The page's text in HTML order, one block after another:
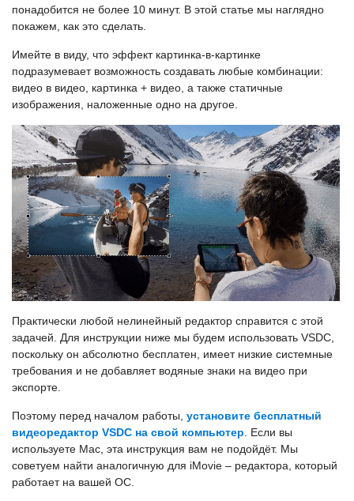
понадобится не более 10 минут. В этой статье мы наглядно
покажем, как это сделать.
Имейте в виду, что эффект картинка-в-картинке
подразумевает возможность создавать любые комбинации:
видео в видео, картинка + видео, а также статичные
изображения, наложенные одно на другое.
Практически любой нелинейный редактор справится с этой
задачей. Для инструкции ниже мы будем использовать VSDC,
поскольку он абсолютно бесплатен, имеет низкие системные
требования и не добавляет водяные знаки на видео при
экспорте.
Поэтому перед началом работы, установите бесплатный
видеоредактор VSDC на свой компьютер . Если вы
используете Mac, эта инструкция вам не подойдёт. Мы
советуем найти аналогичную для iMovie – редактора, который
работает на вашей ОС.